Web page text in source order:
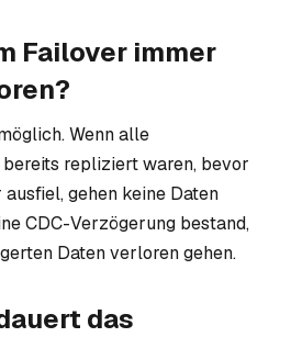
Failover immer
Wenn alle
repliziert waren, bevor
gehen keine Daten
CDC-Verzögerung bestand,
Daten verloren gehen.
das